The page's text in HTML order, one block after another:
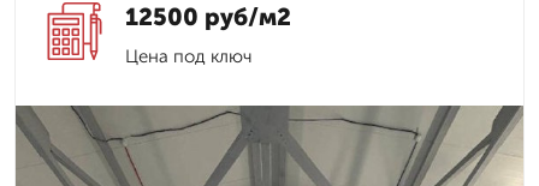
12500 руб/м2
Цена под ключ